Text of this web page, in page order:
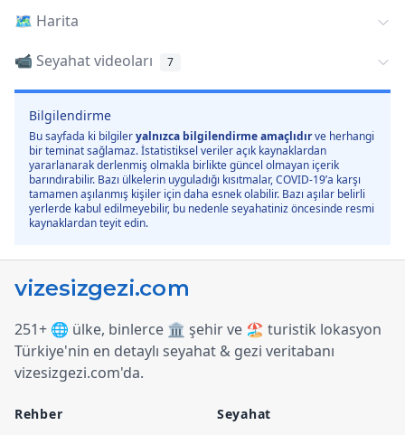
🗺️ Harita
📹 Seyahat videoları
7
Bilgilendirme
Bu sayfada ki bilgileryalnızca bilgilendirme amaçlıdırve herhangi
bir teminat sağlamaz. İstatistiksel veriler açık kaynaklardan
yararlanarak derlenmiş olmakla birlikte güncel olmayan içerik
barındırabilir. Bazı ülkelerin uyguladığı kısıtmalar, COVID-19’a karşı
tamamen aşılanmış kişiler için daha esnek olabilir. Bazı aşılar belirli
yerlerde kabul edilmeyebilir, bu nedenle seyahatiniz öncesinde resmi
kaynaklardan teyit edin.
251+ 🌐 ülke, binlerce 🏛️ şehir ve 🏖️ turistik lokasyon
Türkiye'nin en detaylı seyahat & gezi veritabanı
vizesizgezi.com'da.
Rehber Seyahat